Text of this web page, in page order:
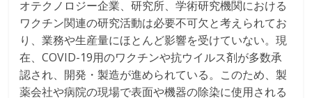
オテクノロジー企業、研究所、学術研究機関における
ワクチン関連の研究活動は必要不可欠と考えられてお
り、業務や生産量にほとんど影響を受けていない。現
在、COVID-19用のワクチンや抗ウイルス剤が多数承
認され、開発・製造が進められている。このため、製
薬会社や病院の現場で表面や機器の除染に使用される